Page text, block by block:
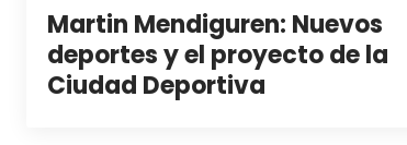
Martin Mendiguren: Nuevos
deportes y el proyecto de la
Ciudad Deportiva